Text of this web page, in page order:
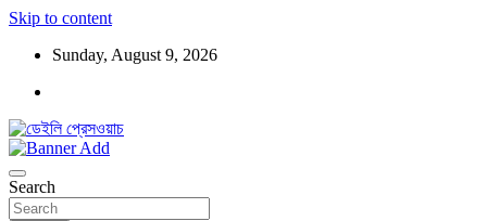
Skip to content
Sunday, August 9, 2026
ডেইলি প্রেসওয়াচ
Search